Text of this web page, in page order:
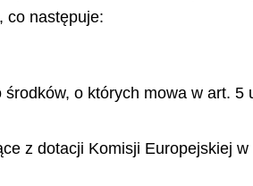
co następuje:
o których mowa w art.
z dotacji Komisji Europejskiej